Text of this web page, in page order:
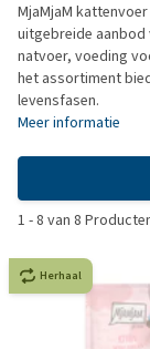
MjaMjaM
uitgebreide
natvoer, voeding
het assortiment
levensfasen.
Meer informatie
1 -8 van 8
Herhaal